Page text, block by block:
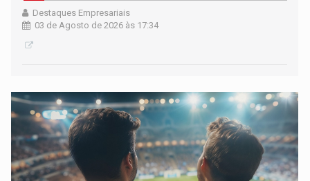
Destaques Empresariais
03 de Agosto de 2026 às 17:34